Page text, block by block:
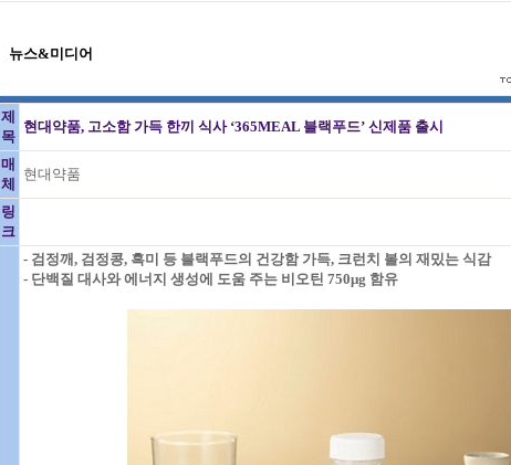
뉴스&미디어
제
목
현대약품, 고소함 가득 한끼 식사 ‘365MEAL 블랙푸드’ 신제품 출시
매
체
현대약품
링
크
- 검정깨, 검정콩, 흑미 등 블랙푸드의 건강함 가득, 크런치 볼의 재밌는 식감
- 단백질 대사와 에너지 생성에 도움 주는 비오틴 750μg 함유